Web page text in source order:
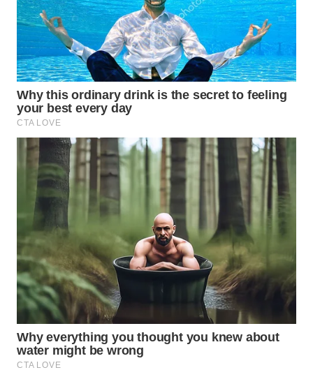
WN
NUSANTARA
WN
JOGJA
WN
JATIM
WN
BALI
KALBAR
WN
KALTENG
WN
KALTARA